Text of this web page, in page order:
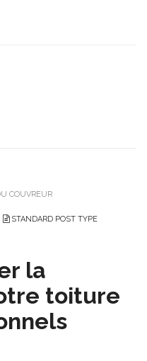
COUVREUR
STANDARD POST TYPE
la
toiture